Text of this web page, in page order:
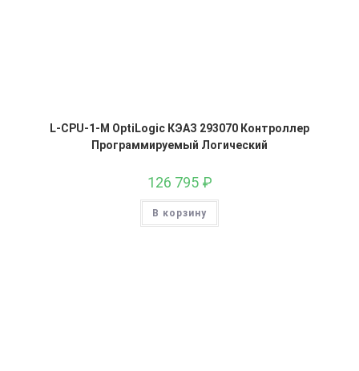
L-CPU-1-M OptiLogic КЭАЗ 293070 Контроллер
Программируемый Логический
126 795 ₽
В корзину